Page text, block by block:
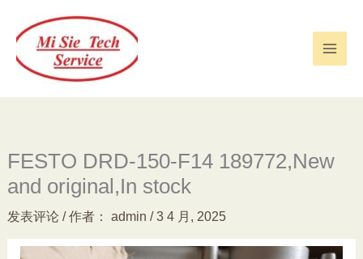
FESTO DRD-150-F14 189772,New
and original,In stock
发表评论 / 作者： admin /3 4 月, 2025